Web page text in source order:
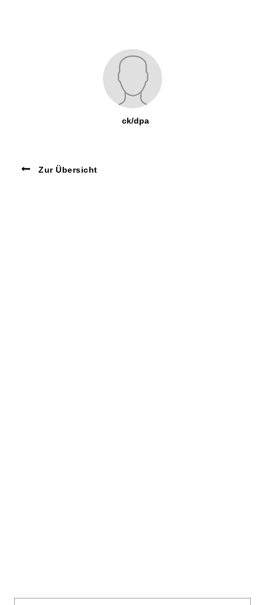
ck/dpa
Zur Übersicht